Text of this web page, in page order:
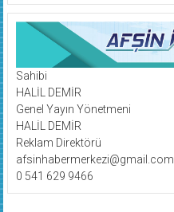
Sahibi
HALİL DEMİR
Genel Yayın Yönetmeni
HALİL DEMİR
Reklam Direktörü
afsinhabermerkezi@gmail.com
0 541 629 9466